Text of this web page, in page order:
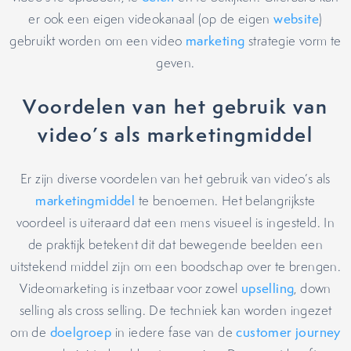
er ook een eigen videokanaal (op de eigenwebsite)
gebruikt worden om een video marketing strategie vorm te
geven.
Voordelen van het gebruik van
video’s als marketingmiddel
Er zijn diverse voordelen van het gebruik van video’s als
marketingmiddel te benoemen. Het belangrijkste
voordeel is uiteraard dat een mens visueel is ingesteld. In
de praktijk betekent dit dat bewegende beelden een
uitstekend middel zijn om een boodschap over te brengen.
Videomarketing is inzetbaar voor zowel upselling, down
selling als cross selling. De techniek kan worden ingezet
om de doelgroep in iedere fase van decustomer journey